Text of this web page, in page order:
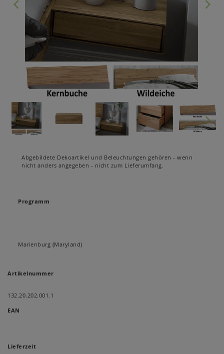
Abgebildete Dekoartikel und Beleuchtungen gehören - wenn
nicht anders angegeben - nicht zum Lieferumfang.
Programm
Marienburg (Maryland)
Artikelnummer
132.20.202.001.1
EAN
Lieferzeit